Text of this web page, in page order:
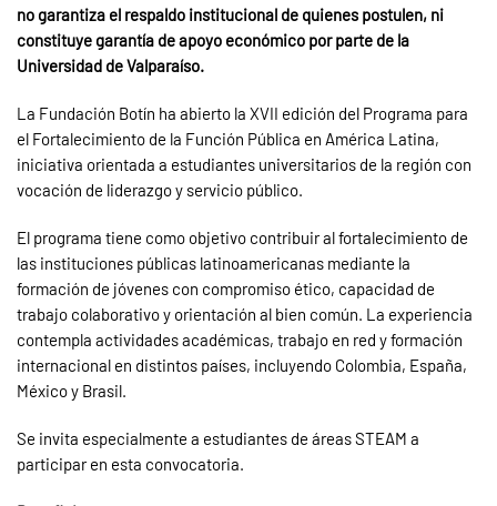
no garantiza el respaldo institucional de quienes postulen, ni
constituye garantía de apoyo económico por parte de la
Universidad de Valparaíso.
La Fundación Botín ha abierto la XVII edición del Programa para
el Fortalecimiento de la Función Pública en América Latina,
iniciativa orientada a estudiantes universitarios de la región con
vocación de liderazgo y servicio público.
El programa tiene como objetivo contribuir al fortalecimiento de
las instituciones públicas latinoamericanas mediante la
formación de jóvenes con compromiso ético, capacidad de
trabajo colaborativo y orientación al bien común. La experiencia
contempla actividades académicas, trabajo en red y formación
internacional en distintos países, incluyendo Colombia, España,
México y Brasil.
Se invita especialmente a estudiantes de áreas STEAM a
participar en esta convocatoria.